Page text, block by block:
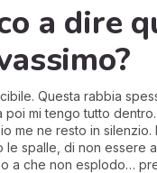
a dire
Questa rabbia
poi mi tengo tutto
me ne resto in
le spalle, di non essere
a che non esplodo…